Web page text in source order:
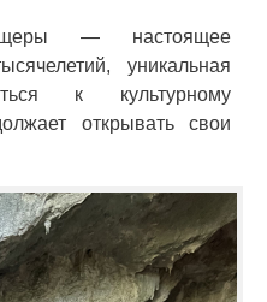
— настоящее
уникальная
к культурному
открывать свои